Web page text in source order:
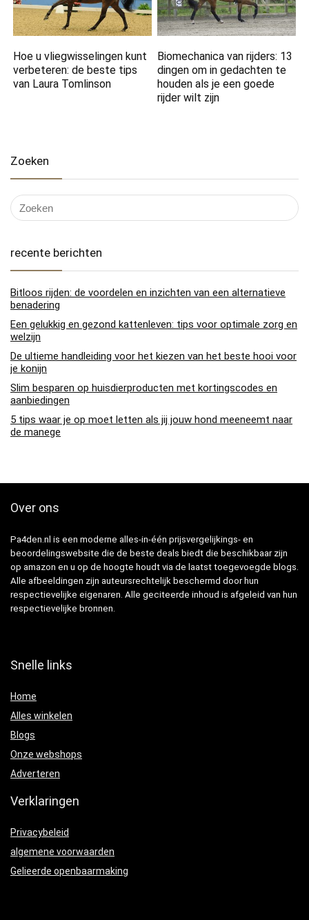
Hoe u vliegwisselingen kunt
verbeteren: de beste tips
van Laura Tomlinson
Biomechanica van rijders: 13
dingen om in gedachten te
houden als je een goede
rijder wilt zijn
Zoeken
recente berichten
Bitloos rijden: de voordelen en inzichten van een alternatieve
benadering
Een gelukkig en gezond kattenleven: tips voor optimale zorg en
welzijn
De ultieme handleiding voor het kiezen van het beste hooi voor
je konijn
Slim besparen op huisdierproducten met kortingscodes en
aanbiedingen
5 tips waar je op moet letten als jij jouw hond meeneemt naar
de manege
Over ons
Pa4den.nl is een moderne alles-in-één prijsvergelijkings- en
beoordelingswebsite die de beste deals biedt die beschikbaar zijn
op amazon en u op de hoogte houdt via de laatst toegevoegde blogs.
Alle afbeeldingen zijn auteursrechtelijk beschermd door hun
respectievelijke eigenaren. Alle geciteerde inhoud is afgeleid van hun
respectievelijke bronnen.
Snelle links
Home
Alles winkelen
Blogs
Onze webshops
Adverteren
Verklaringen
Privacybeleid
algemene voorwaarden
Gelieerde openbaarmaking